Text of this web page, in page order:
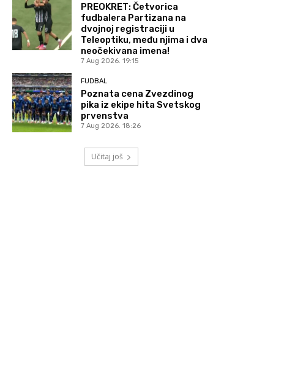
PREOKRET: Četvorica
fudbalera Partizana na
dvojnoj registraciji u
Teleoptiku, među njima i dva
neočekivana imena!
7 Aug 2026. 19:15
FUDBAL
Poznata cena Zvezdinog
pika iz ekipe hita Svetskog
prvenstva
7 Aug 2026. 18:26
Učitaj još